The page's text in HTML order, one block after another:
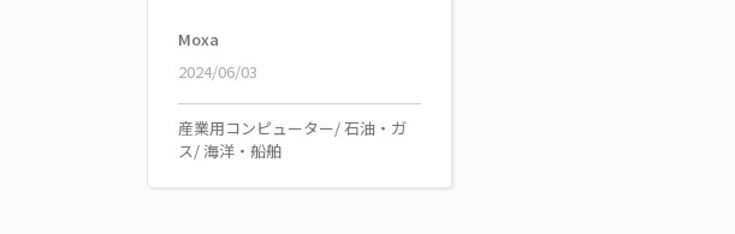
Moxa
2024/06/03
産業用コンピューター/ 石油・ガ
ス/ 海洋・船舶